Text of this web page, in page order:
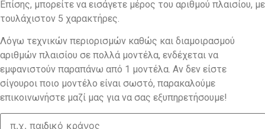
Επίσης, μπορείτε να εισάγετε μέρος του αριθμού πλαισίου, με
τουλάχιστον 5 χαρακτήρες.
Λόγω τεχνικών περιορισμών καθώς και διαμοιρασμού
αριθμών πλαισίου σε πολλά μοντέλα, ενδέχεται να
εμφανιστούν παραπάνω από 1 μοντέλα. Αν δεν είστε
σίγουροι ποιο μοντέλο είναι σωστό, παρακαλούμε
επικοινωνήστε μαζί μας για να σας εξυπηρετήσουμε!